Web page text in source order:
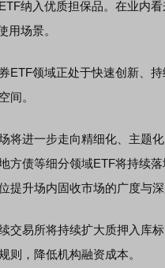
纳入优质担保品。在业内
用场景。
领域正处于快速创新、持
间。
进一步走向精细化、主题化
方债等细分领域ETF将持续
提升场内固收市场的广度与深
易所将持续扩大质押入库标
则，降低机构融资成本。